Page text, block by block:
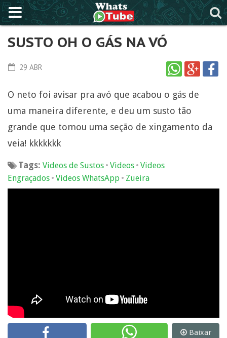
SUSTO OH O GÁS NA VÓ
29 ABR
O neto foi avisar pra avó que acabou o gás de
uma maneira diferente, e deu um susto tão
grande que tomou uma seção de xingamento da
veia! kkkkkkk
Tags: Videos de Sustos • Videos • Videos
Engraçados • Videos WhatsApp • Zueira
Baixar